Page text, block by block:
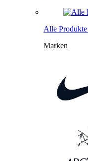
Alle Produkte
Marken